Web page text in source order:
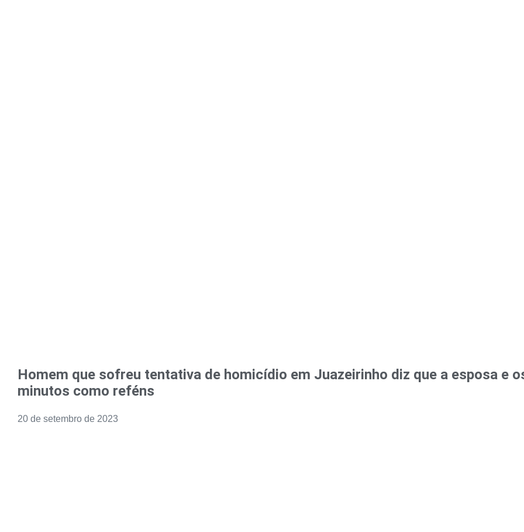
Homem que sofreu tentativa de homicídio em Juazeirinho diz que a esposa e
minutos como reféns
20 de setembro de 2023